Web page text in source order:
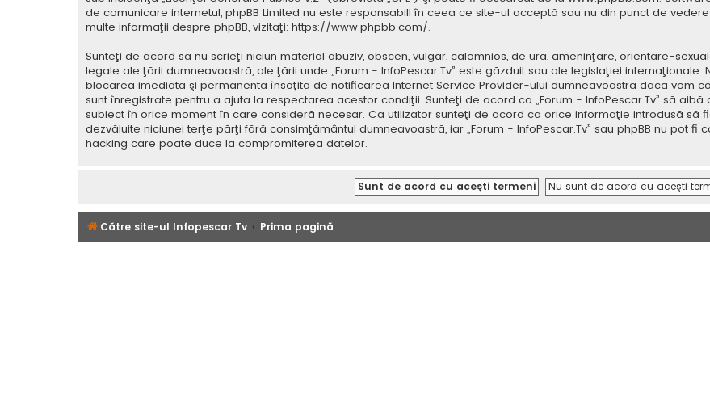
de comunicare internetul, phpBB Limited nu este responsabill în ceea ce site-ul acceptă sau nu din punct de
multe informaţii despre phpBB, vizitaţi: https://www.phpbb.com/.
Sunteţi de acord să nu scrieţi niciun material abuziv, obscen, vulgar, calomnios, de ură, ameninţare, orientare-
legale ale ţării dumneavoastră, ale ţării unde „Forum - InfoPescar.Tv” este găzduit sau ale legislaţiei
blocarea imediată şi permanentă însoţită de notificarea Internet Service Provider-ului dumneavoastră dacă vom
sunt înregistrate pentru a ajuta la respectarea acestor condiţii. Sunteţi de acord ca „Forum - InfoPescar.Tv” să
subiect în orice moment în care consideră necesar. Ca utilizator sunteţi de acord ca orice informaţie introdusă să
dezvăluite niciunei terţe părţi fără consimţământul dumneavoastră, iar „Forum - InfoPescar.Tv” sau phpBB nu pot
hacking care poate duce la compromiterea datelor.
Către site-ul Infopescar Tv Prima pagină